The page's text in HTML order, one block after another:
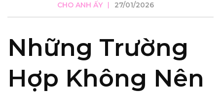
CHO ANH ẤY 27/01/2026
Những Trường
Hợp Không Nên